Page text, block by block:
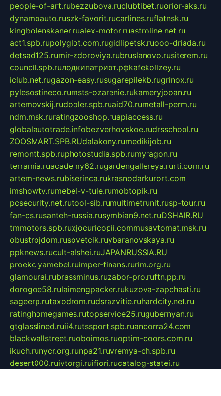
people-of-art.rubezzubova.ruclubtibet.ruorior-aks.ru
dynamoauto.ruszk-favorit.rucarlines.ruflatnsk.ru
kingbolenskaner.rualex-motor.ruastroline.net.ru
act1.spb.rupolyglot.com.rugidlipetsk.ruooo-driada.ru
detsad125.rumir-zdoroviya.rubruslanovo.rusiterem.ru
council.spb.ruлодкипатриот.рфkafekolizey.ru
iclub.net.rugazon-easy.rusugarepilekb.rugrinox.ru
pylesostineco.rumsts-ozarenie.rukameryjooan.ru
artemovskij.rudopler.spb.ruaid70.rumetall-perm.ru
ndm.msk.ruratingzooshop.ruapiaccess.ru
globalautotrade.infobezverhovskoe.rudrsschool.ru
ZOOSMART.SPB.RUdalakony.rumedikijob.ru
remontt.spb.ruphotostudia.spb.rumyragon.ru
terramia.ruacademy62.rugardengallereya.rurti.com.ru
artem-news.rubiserinca.rukrasnodarkurort.com
imshowtv.rumebel-v-tule.rumobtopik.ru
pcsecurity.net.rutool-sib.rumultimetrunit.rusp-tour.ru
fan-cs.rusanteh-russia.rusymbian9.net.ruDSHAIR.RU
tmmotors.spb.ruxjocuricopii.commusavtomat.msk.ru
obustrojdom.rusovetcik.ruybaranovskaya.ru
ppknews.rucult-alshei.ruJAPANRUSSIA.RU
proekciyamebel.ruimper-finans.rurim.org.ru
glamourai.rubrassminus.ruzabor-pro.ruftn.pp.ru
dorogoe58.rulaimengpacker.rukuzova-zapchasti.ru
sageerp.rutaxodrom.rudsrazvitie.ruhardcity.net.ru
ratinghomegames.rutopservice25.rugubernyan.ru
gtglasslined.ruii4.rutssport.spb.ruandorra24.com
blackwallstreet.ruoboimos.ruoptim-doors.com.ru
ikuch.runycr.org.runpa21.ruvremya-ch.spb.ru
desert000.ruivtorgi.ruifiori.rucatalog-statei.ru